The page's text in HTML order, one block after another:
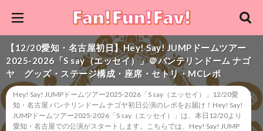
【12/20愛知・名古屋初日】Hey! Say! JUMPドームツアー
2025-2026「S say（エッセイ）」＠バンテリンドーム ナゴ
ヤ グッズ・ステージ構成・座席・セトリ・MCレポ
Hey! Say! JUMPドームツアー2025-2026「S say（エッセイ）」12/20愛
知・名古屋 バンテリンドーム ナゴヤ初日公演のレポをお届け！Hey! Say!
JUMPドームツアー2025-2026「S say（エッセイ）」は、本日12/20より
愛知・名古屋での公演がスタートします。こちらでは、Hey! Say! JUMP